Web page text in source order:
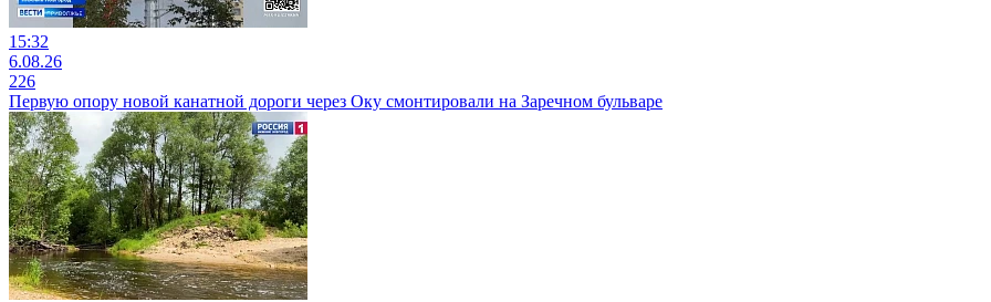
15:32
6.08.26
226
Первую опору новой канатной дороги через Оку смонтировали на Заречном бульваре